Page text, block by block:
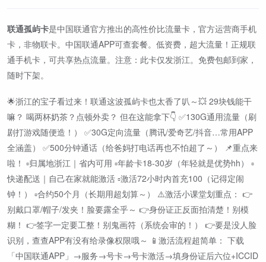
联通孤屿卡是中国联通官方推出的高性价比流量卡，官方运营商手机
卡，非物联卡。中国联通APP可查套餐。低资费，超大流量！正规联
通手机卡，可共享热点流量。注意：此卡仅发浙江。免费包邮到家，
随时下架。
🌟浙江的宝子看过来！联通这波孤屿卡也太香了叭～💥 29块钱能干
嘛？ 喝两杯奶茶？点顿外卖？ 但在这能拿下👇 ✅130G通用流量（刷
剧打游戏随便造！） ✅30G定向流量（腾讯/爱奇艺/抖音…常用APP
全涵盖） ✅500分钟通话（给爸妈打电话再也不怕超了～） 📌重点来
啦！ ▫️归属地浙江｜省内可用 ▫️年龄卡18-30岁（年轻就是优势hh） ▫️
快递配送｜自己在家就能激活 ▫️激活72小时内首充100（记得定闹
钟！） ▫️合约50个月（长期用超划算～） ⚠️激活小课堂划重点： 👉
别戴口罩/帽子/发夹！脸要露全乎～ 👉身份证正反面拍清楚！别模
糊！ 👉签字一定要工整！别鬼画符（系统会审的！） 👉要是没人脸
识别，查查APP有没有给录像权限哦～ 📱激活流程超简单： 下载
「中国联通APP」→服务→号卡→号卡激活→填身份证后六位+ICCID